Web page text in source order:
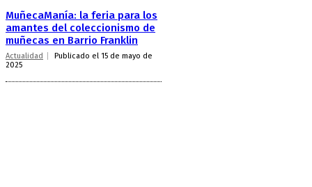
MuñecaManía: la feria para los
amantes del coleccionismo de
muñecas en Barrio Franklin
Actualidad
Publicado el 15 de mayo de
2025